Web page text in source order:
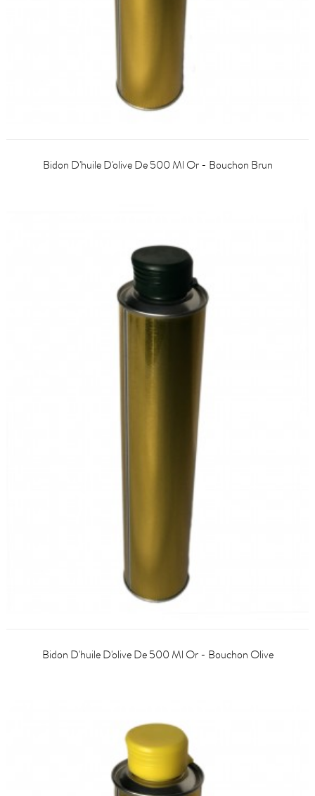
Bidon D'huile D'olive De 500 Ml Or - Bouchon Brun
Bidon D'huile D'olive De 500 Ml Or - Bouchon Olive